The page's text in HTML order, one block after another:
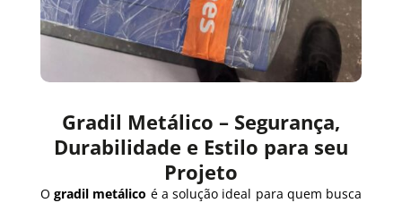
Gradil Metálico – Segurança,
Durabilidade e Estilo para seu
Projeto
Ogradil metálico é a solução ideal para quem busca